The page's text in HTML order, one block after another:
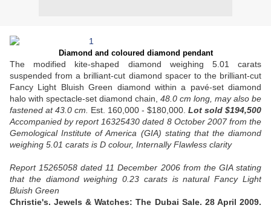
Diamond and coloured diamond pendant
The modified kite-shaped diamond weighing 5.01 carats
suspended from a brilliant-cut diamond spacer to the brilliant-cut
Fancy Light Bluish Green diamond within a pavé-set diamond
halo with spectacle-set diamond chain, 48.0 cm long, may also be
fastened at 43.0 cm. Est. 160,000 - $180,000. Lot sold $194,500
Accompanied by report 16325430 dated 8 October 2007 from the
Gemological Institute of America (GIA) stating that the diamond
weighing 5.01 carats is D colour, Internally Flawless clarity
Report 15265058 dated 11 December 2006 from the GIA stating
that the diamond weighing 0.23 carats is natural Fancy Light
Bluish Green
Christie's. Jewels & Watches: The Dubai Sale. 28 April 2009.